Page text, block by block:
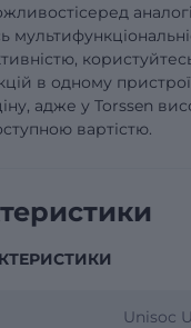
в одному
адже у Torssen
вартістю.
Unisoc